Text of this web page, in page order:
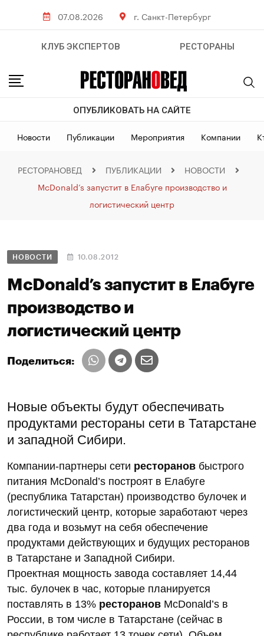
07.08.2026 г. Санкт-Петербург
КЛУБ ЭКСПЕРТОВ РЕСТОРАНЫ
ОПУБЛИКОВАТЬ НА САЙТЕ
Новости Публикации Мероприятия Компании
РЕСТОРАНОВЕД ПУБЛИКАЦИИ
НОВОСТИ
McDonald’s запустит в Елабуге производство и
логистический центр
НОВОСТИ 10.08.2012
McDonald’s запустит в Елабуге
производство и
логистический центр
Поделиться:
Новые объекты будут обеспечивать
продуктами рестораны сети в Татарстане
и западной Сибири.
Компании-партнеры сети ресторанов быстрого
питания McDonald’s построят в Елабуге
(республика Татарстан) производство булочек и
логистический центр, которые заработают через
два года и возьмут на себя обеспечение
продуктами действующих и будущих ресторанов
в Татарстане и Западной Сибири.
Проектная мощность завода составляет 14,44
тыс. булочек в час, которые планируется
поставлять в 13% ресторанов McDonald’s в
России, в том числе в Татарстане (сейчас в